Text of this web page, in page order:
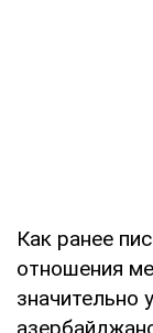
Как ранее
отношения
значительно